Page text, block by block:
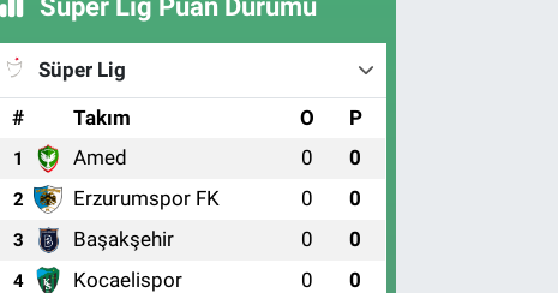
Süper Lig Puan Durumu
Süper Lig
#
Takım O P
1 Amed 0 0
2 Erzurumspor FK 0 0
3 Başakşehir 0 0
4 Kocaelispor 0 0